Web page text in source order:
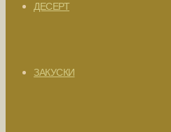
ДЕСЕРТ
ЗАКУСКИ